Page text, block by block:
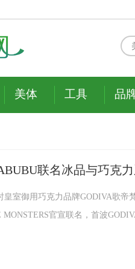
美体 工具 品
联名冰品与巧克
皇室御用巧克力品牌GODIVA歌帝
MONSTERS官宣联名，首波